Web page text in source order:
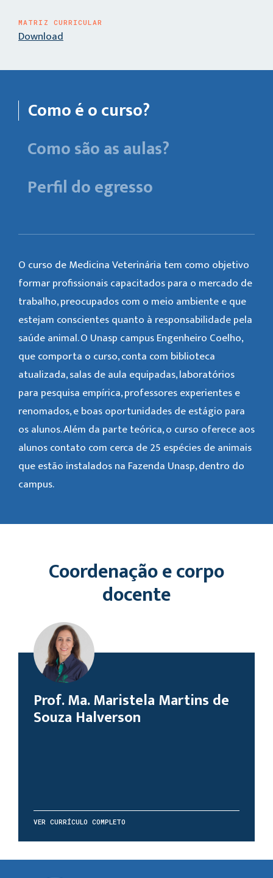
MATRIZ CURRICULAR
Download
Como é o curso?
Como são as aulas?
Perfil do egresso
O curso de Medicina Veterinária tem como objetivo
formar profissionais capacitados para o mercado de
trabalho, preocupados com o meio ambiente e que
estejam conscientes quanto à responsabilidade pela
saúde animal. O Unasp campus Engenheiro Coelho,
que comporta o curso, conta com biblioteca
atualizada, salas de aula equipadas, laboratórios
para pesquisa empírica, professores experientes e
renomados, e boas oportunidades de estágio para
os alunos. Além da parte teórica, o curso oferece aos
alunos contato com cerca de 25 espécies de animais
que estão instalados na Fazenda Unasp, dentro do
campus.
Coordenação e corpo
docente
Prof. Ma. Maristela Martins de
Souza Halverson
VER CURRÍCULO COMPLETO